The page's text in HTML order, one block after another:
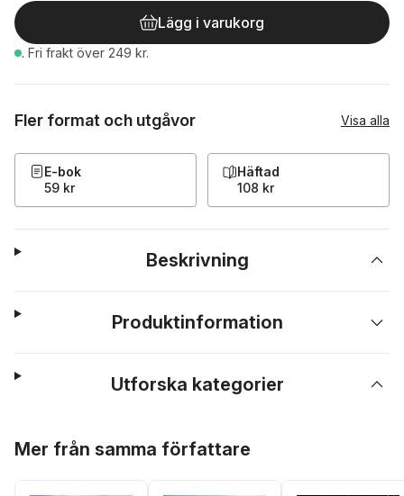
Lägg i varukorg
. Fri frakt över 249 kr.
Fler format och utgåvor Visa alla
E-bok
59 kr
Häftad
108 kr
Beskrivning
Produktinformation
Utforska kategorier
Mer från samma författare